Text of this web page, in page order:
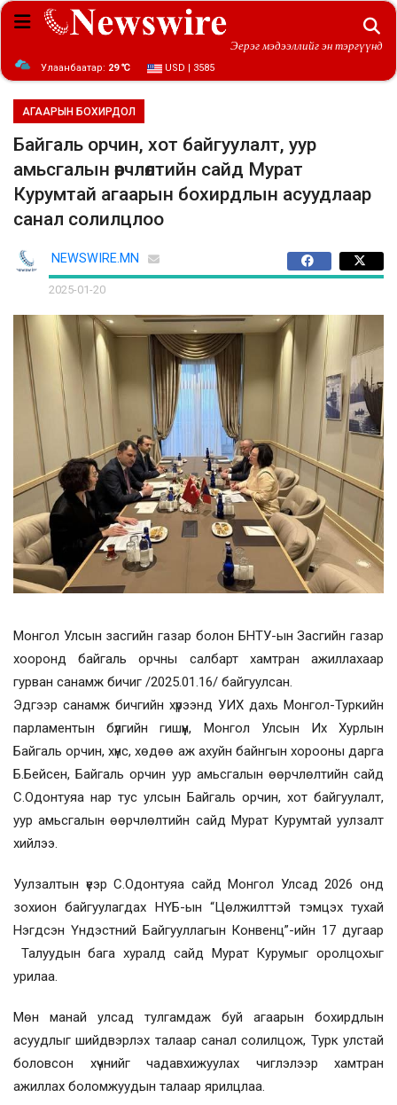
Эерэг мэдээллийг эн тэргүүнд
Улаанбаатар: 29 ℃ USD | 3585
АГААРЫН БОХИРДОЛ
Байгаль орчин, хот байгуулалт, уур
амьсгалын өөрчлөлтийн сайд Мурат
Курумтай агаарын бохирдлын асуудлаар
санал солилцлоо
NEWSWIRE.MN
2025-01-20
Монгол Улсын засгийн газар болон БНТУ-ын Засгийн газар
хооронд байгаль орчны салбарт хамтран ажиллахаар
гурван санамж бичиг /2025.01.16/ байгуулсан.
Эдгээр санамж бичгийн хүрээнд УИХ дахь Монгол-Туркийн
парламентын бүлгийн гишүүн, Монгол Улсын Их Хурлын
Байгаль орчин, хүнс, хөдөө аж ахуйн байнгын хорооны дарга
Б.Бейсен, Байгаль орчин уур амьсгалын өөрчлөлтийн сайд
С.Одонтуяа нар тус улсын Байгаль орчин, хот байгуулалт,
уур амьсгалын өөрчлөлтийн сайд Мурат Курумтай уулзалт
хийлээ.
Уулзалтын үеэр С.Одонтуяа сайд Монгол Улсад 2026 онд
зохион байгуулагдах НҮБ-ын “Цөлжилттэй тэмцэх тухай
Нэгдсэн Үндэстний Байгууллагын Конвенц”-ийн 17 дугаар
Талуудын бага хуралд сайд Мурат Курумыг оролцохыг
урилаа.
Мөн манай улсад тулгамдаж буй агаарын бохирдлын
асуудлыг шийдвэрлэх талаар санал солилцож, Турк улстай
боловсон хүчнийг чадавхижуулах чиглэлээр хамтран
ажиллах боломжуудын талаар ярилцлаа.